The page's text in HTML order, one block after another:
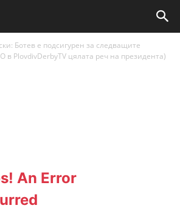
Ботев е подсигурен за следващите
в PlovdivDerbyTV цялата реч на президента)